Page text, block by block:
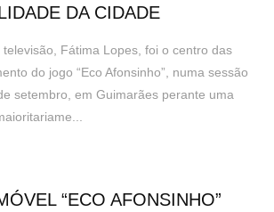
DA CIDADE
Fátima Lopes, foi o centro das
do jogo “Eco Afonsinho”, numa sessão
setembro, em Guimarães perante uma
“ECO AFONSINHO”